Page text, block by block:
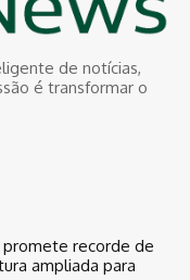
de notícias,
é transformar o
promete recorde de
ampliada para